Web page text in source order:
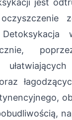
jest